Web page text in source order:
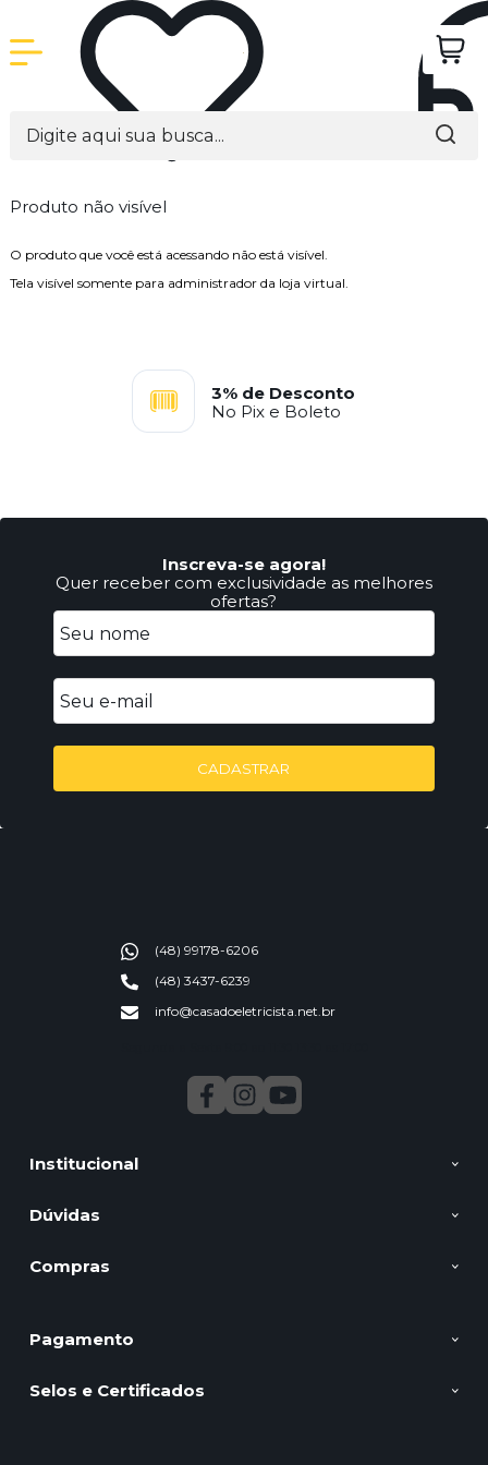
Produto não visível
O produto que você está acessando não está visível.
Tela visível somente para administrador da loja virtual.
3% de Desconto
No Pix e Boleto
Inscreva-se agora!
Quer receber com exclusividade as melhores
ofertas?
CADASTRAR
Institucional
Dúvidas
Compras
(48) 99178-6206
(48) 3437-6239
info@casadoeletricista.net.br
Pagamento
Selos e Certificados